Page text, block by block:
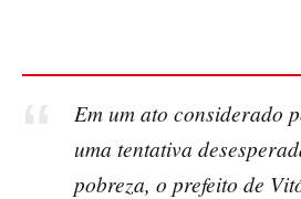
Em um ato considerado
uma tentativa
pobreza, o prefeito de